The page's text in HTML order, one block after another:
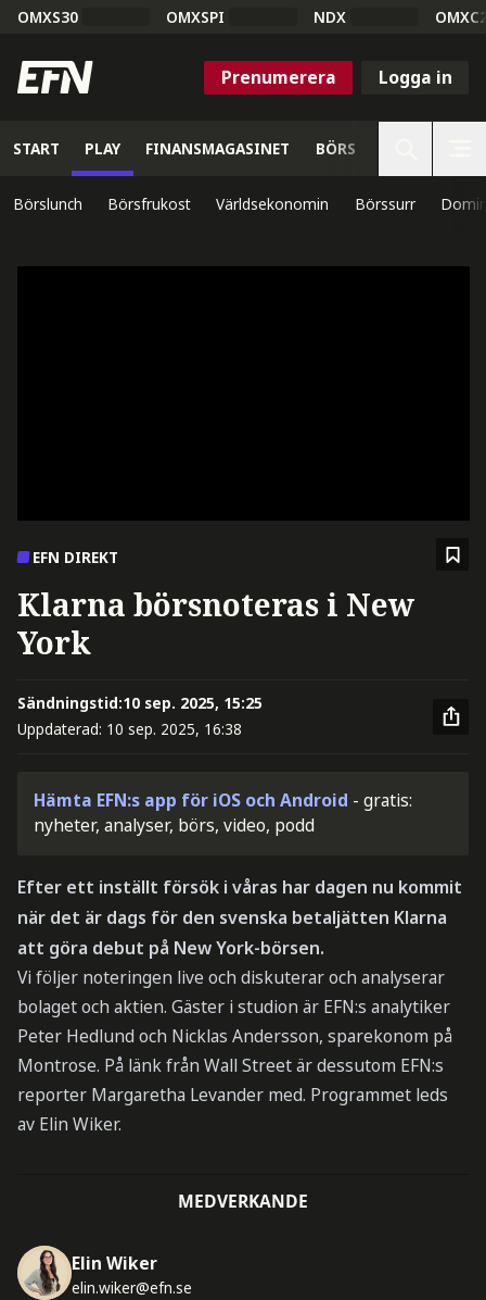
OMXS30 OMXSPI NDX
Prenumerera Logga in
START PLAY FINANSMAGASINET BÖRS
Börslunch Börsfrukost Världsekonomin Börssurr
EFN DIREKT
Klarna börsnoteras i New
York
Sändningstid:10 sep. 2025, 15:25
Uppdaterad: 10 sep. 2025, 16:38
Hämta EFN:s app för iOS och Android - gratis:
nyheter, analyser, börs, video, podd
Efter ett inställt försök i våras har dagen nu kommit
när det är dags för den svenska betaljätten Klarna
att göra debut på New York-börsen.
Vi följer noteringen live och diskuterar och analyserar
bolaget och aktien. Gäster i studion är EFN:s analytiker
Peter Hedlund och Nicklas Andersson, sparekonom på
Montrose. På länk från Wall Street är dessutom EFN:s
reporter Margaretha Levander med. Programmet leds
av Elin Wiker.
MEDVERKANDE
Elin Wiker
elin.wiker@efn.se